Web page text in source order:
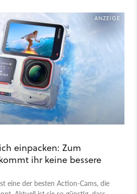
einpacken: Zum
ihr keine bessere
eine der besten Action-Cams, die